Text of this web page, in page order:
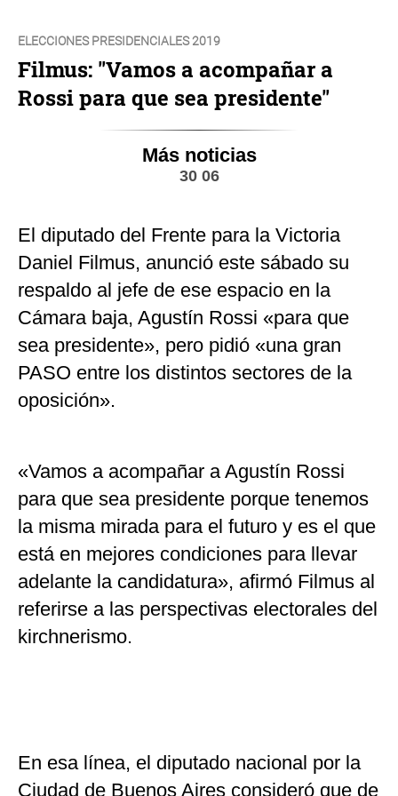
ELECCIONES PRESIDENCIALES 2019
Filmus: "Vamos a acompañar a
Rossi para que sea presidente"
Más noticias
30 06
El diputado del Frente para la Victoria
Daniel Filmus, anunció este sábado su
respaldo al jefe de ese espacio en la
Cámara baja, Agustín Rossi «para que
sea presidente», pero pidió «una gran
PASO entre los distintos sectores de la
oposición».
«Vamos a acompañar a Agustín Rossi
para que sea presidente porque tenemos
la misma mirada para el futuro y es el que
está en mejores condiciones para llevar
adelante la candidatura», afirmó Filmus al
referirse a las perspectivas electorales del
kirchnerismo.
En esa línea, el diputado nacional por la
Ciudad de Buenos Aires consideró que de